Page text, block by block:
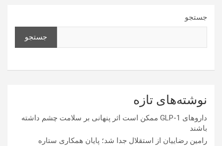
جستجو
جستجو
نوشته‌های تازه
داروهای GLP-1 ممکن است اثر پنهانی بر سلامت چشم داشته
باشند
رامین رضاییان از استقلال جدا شد؛ پایان همکاری ستاره